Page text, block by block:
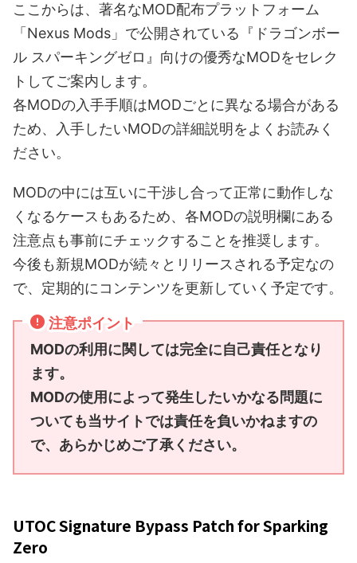
ここからは、著名なMOD配布プラットフォーム
「Nexus Mods」で公開されている『ドラゴンボー
ル スパーキングゼロ』向けの優秀なMODをセレク
トしてご案内します。
各MODの入手手順はMODごとに異なる場合がある
ため、入手したいMODの詳細説明をよくお読みく
ださい。
MODの中には互いに干渉し合って正常に動作しな
くなるケースもあるため、各MODの説明欄にある
注意点も事前にチェックすることを推奨します。
今後も新規MODが続々とリリースされる予定なの
で、定期的にコンテンツを更新していく予定です。
注意ポイント
MODの利用に関しては完全に自己責任となり
ます。
MODの使用によって発生したいかなる問題に
ついても当サイトでは責任を負いかねますの
で、あらかじめご了承ください。
UTOC Signature Bypass Patch for Sparking
Zero